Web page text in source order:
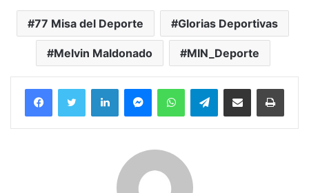
77 Misa del Deporte Glorias Deportivas
Melvin Maldonado MIN_Deporte
FacebookTwitter LinkedInMessengerWhatsAppTelegramCompartir por correo electrónico